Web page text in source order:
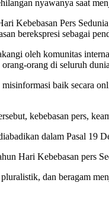
nyawanya saat
Kebebasan Pers
berekspresi sebagai
oleh komunitas
orang-orang di seluruh
misinformasi baik secara
kebebasan pers,
dalam Pasal 19
Hari Kebebasan pers
dan beragam